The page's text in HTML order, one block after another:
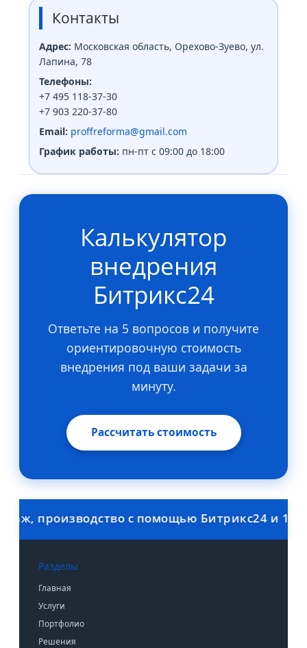
Контакты
Адрес: Московская область, Орехово-Зуево, ул.
Лапина, 78
Телефоны:
+7 495 118-37-30
+7 903 220-37-80
Email: proffreforma@gmail.com
График работы: пн-пт с 09:00 до 18:00
Калькулятор
внедрения
Битрикс24
Ответьте на 5 вопросов и получите
ориентировочную стоимость
внедрения под ваши задачи за
минуту.
Рассчитать стоимость
производство с помощью Битрикс24 и 1С.
Разделы
Главная
Услуги
Портфолио
Решения